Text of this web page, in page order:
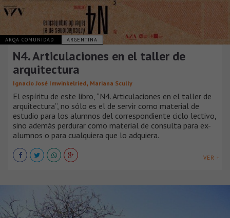
ARQA COMUNIDAD ARGENTINA
N4. Articulaciones en el taller de
arquitectura
Ignacio José Imwinkelried, Mariana Scully
El espíritu de este libro, “N4. Articulaciones en el taller de
arquitectura”, no sólo es el de servir como material de
estudio para los alumnos del correspondiente ciclo lectivo,
sino además perdurar como material de consulta para ex-
alumnos o para cualquiera que lo adquiera.
VER +